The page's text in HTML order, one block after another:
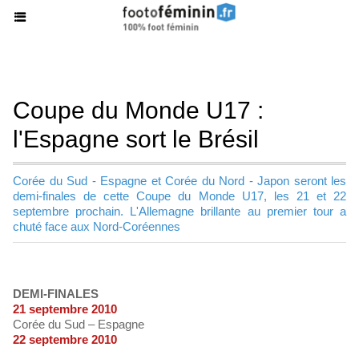
Coupe du Monde U17 :
l'Espagne sort le Brésil
Corée du Sud - Espagne et Corée du Nord - Japon seront les
demi-finales de cette Coupe du Monde U17, les 21 et 22
septembre prochain. L'Allemagne brillante au premier tour a
chuté face aux Nord-Coréennes
DEMI-FINALES
21 septembre 2010
Corée du Sud – Espagne
22 septembre 2010